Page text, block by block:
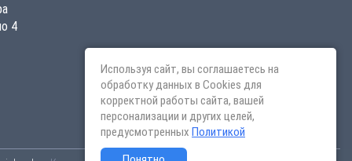
4
Используя сайт, вы соглашаетесь на
обработку данных в Cookies для
корректной работы сайта, вашей
персонализации и других целей,
предусмотренных Политикой